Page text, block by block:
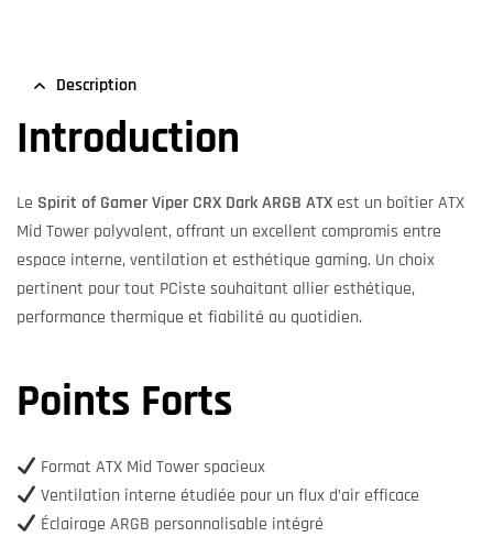
Description
Introduction
Le Spirit of Gamer Viper CRX Dark ARGB ATX est un boîtier ATX
Mid Tower polyvalent, offrant un excellent compromis entre
espace interne, ventilation et esthétique gaming. Un choix
pertinent pour tout PCiste souhaitant allier esthétique,
performance thermique et fiabilité au quotidien.
Points Forts
Format ATX Mid Tower spacieux
Ventilation interne étudiée pour un flux d’air efficace
Éclairage ARGB personnalisable intégré